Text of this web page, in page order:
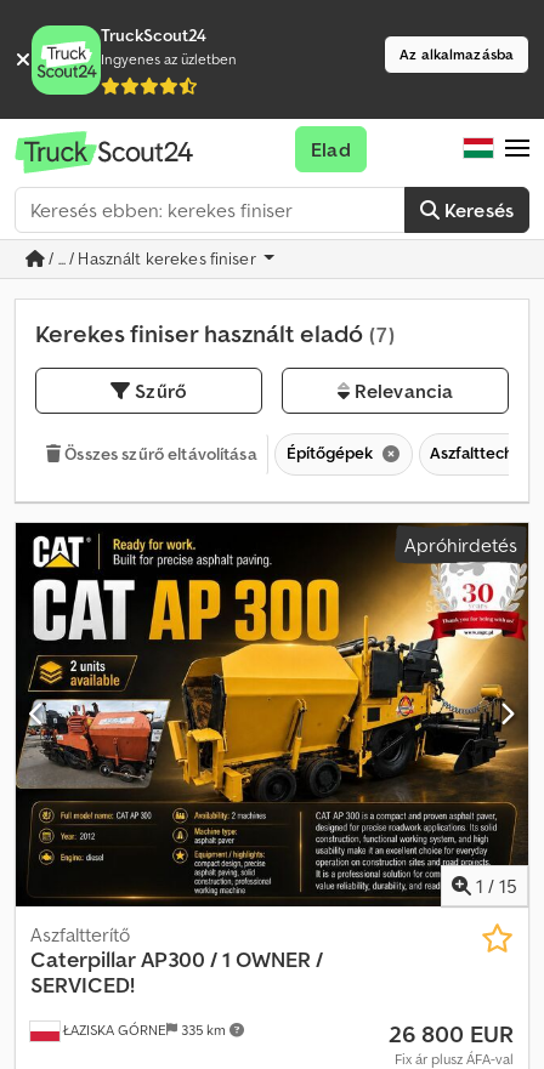
TruckScout24
Ingyenes az üzletben Az alkalmazásba
Keresés
Elad
/ ... / Használt kerekes finiser
Kerekes finiser használt eladó (7)
Szűrő Relevancia
Összes szűrő eltávolítása Építőgépek
Apróhirdetés
1 / 15
ŁAZISKA GÓRNE 335 km
Aszfaltterítő
CaterpillarAP300 / 1 OWNER /
SERVICED!
26 800 EUR
Fix ár plusz ÁFA-val